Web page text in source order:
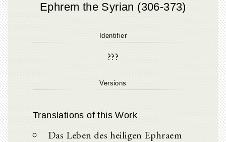
Ephrem the Syrian (306-373)
Identifier
???
Versions
Translations of this Work
Das Leben des heiligen Ephraem